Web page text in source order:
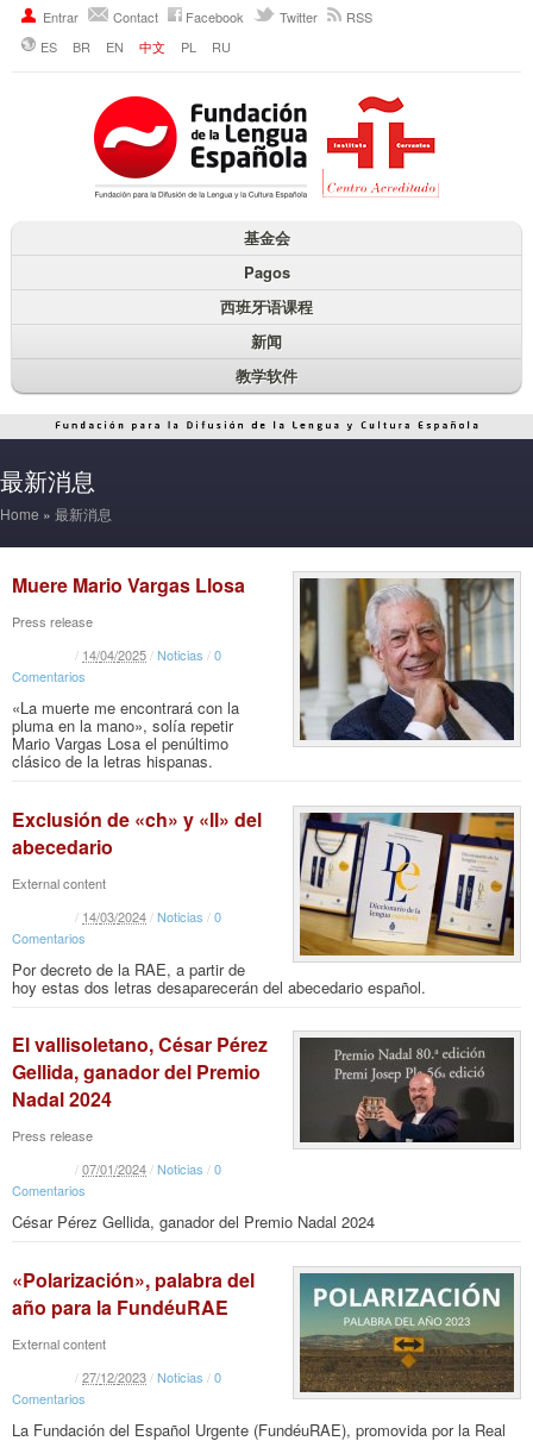
Entrar Contact Facebook Twitter
RSS
ES
BR EN 中文 PL RU
基金会
Pagos
西班牙语课程
新闻
教学软件
最新消息
Home » 最新消息
Muere Mario Vargas Llosa
Press release
/ 14/04/2025/Noticias /0
Comentarios
«La muerte me encontrará con la
pluma en la mano», solía repetir
Mario Vargas Losa el penúltimo
clásico de la letras hispanas.
Exclusión de «ch» y «ll» del
abecedario
External content
/ 14/03/2024/Noticias /0
Comentarios
Por decreto de la RAE, a partir de
hoy estas dos letras desaparecerán del abecedario español.
El vallisoletano, César Pérez
Gellida, ganador del Premio
Nadal 2024
Press release
/07/01/2024/Noticias /0
Comentarios
César Pérez Gellida, ganador del Premio Nadal 2024
«Polarización», palabra del
año para la FundéuRAE
External content
/27/12/2023/Noticias /0
Comentarios
La Fundación del Español Urgente (FundéuRAE), promovida por la Real